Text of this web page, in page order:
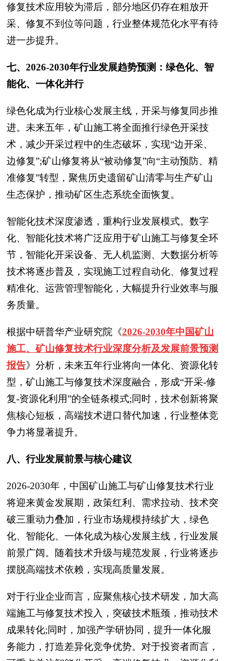
修复技术应用较为滞后，部分地区仍存在粗放开
采、修复不到位等问题，行业整体规范化水平有待
进一步提升。
七、2026-2030年行业发展趋势预测：绿色化、智
能化、一体化并行
绿色化成为行业核心发展主线，开采与修复同步推
进。未来五年，矿山施工将全面推行绿色开采技
术，减少开采过程中的生态破坏，实现“边开采、
边修复”;矿山修复将从“被动修复”向“主动预防、精
准修复”转型，聚焦历史遗留矿山清零与生产矿山
生态保护，推动矿区生态系统全面恢复。
智能化技术深度渗透，重构行业发展模式。数字
化、智能化技术将广泛应用于矿山施工与修复全环
节，智能化开采设备、无人机监测、大数据分析等
技术将逐步普及，实现施工过程自动化、修复过程
精准化、运营管理智能化，大幅提升行业效率与服
务质量。
根据中研普华产业研究院 《2026-2030年中国矿山
施工、矿山修复技术行业深度分析及发展前景预测
报告》 分析，未来五年行业将向一体化、资源化转
型，矿山施工与修复技术深度融合，形成“开采-修
复-资源化利用”的全链条模式;同时，技术创新将聚
焦核心短板，高端技术进口替代加速，行业整体竞
争力将显著提升。
八、行业发展前景与核心建议
2026-2030年，中国矿山施工与矿山修复技术行业
将迎来黄金发展期，政策红利、需求拉动、技术突
破三重动力叠加，行业市场规模持续扩大，绿色
化、智能化、一体化成为核心发展主线，行业发展
前景广阔。随着技术升级与规范发展，行业将逐步
摆脱高端技术依赖，实现高质量发展。
对于行业企业而言，应聚焦核心技术研发，加大高
端施工与修复技术投入，突破技术瓶颈，推动技术
成果转化;同时，加强产学研协同，提升一体化服
务能力，打造差异化竞争优势。对于投资者而言，